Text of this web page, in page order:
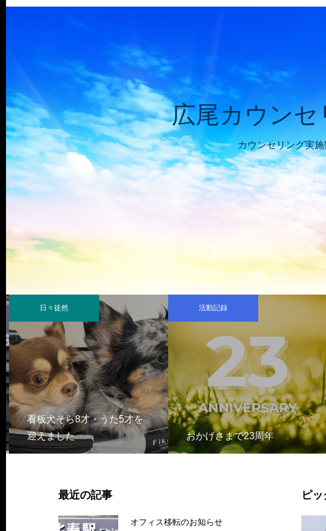
広尾カウン
カウンセリング実
日々徒然
看板犬そら8才・うた5才を
迎えました
活動記録
おかげさまで23周年
最近の記事
オフィス移転のお知らせ
ピ